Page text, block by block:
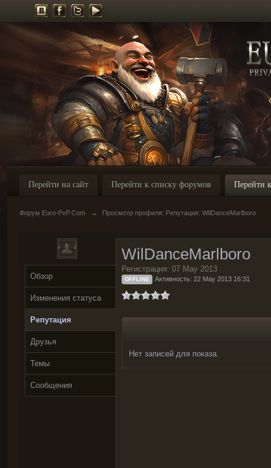
Перейти на сайт Перейти к списку форумов Перейти
Форум Euro-PvP.Com → Просмотр профиля: Репутация: WilDanceMarlboro
Обзор
Изменения статуса
Репутация
Друзья
Темы
Сообщения
WilDanceMarlboro
Регистрация: 07 May 2013
OFFLINE Активность: 22 May 2013 16:31
Нет записей для показа.